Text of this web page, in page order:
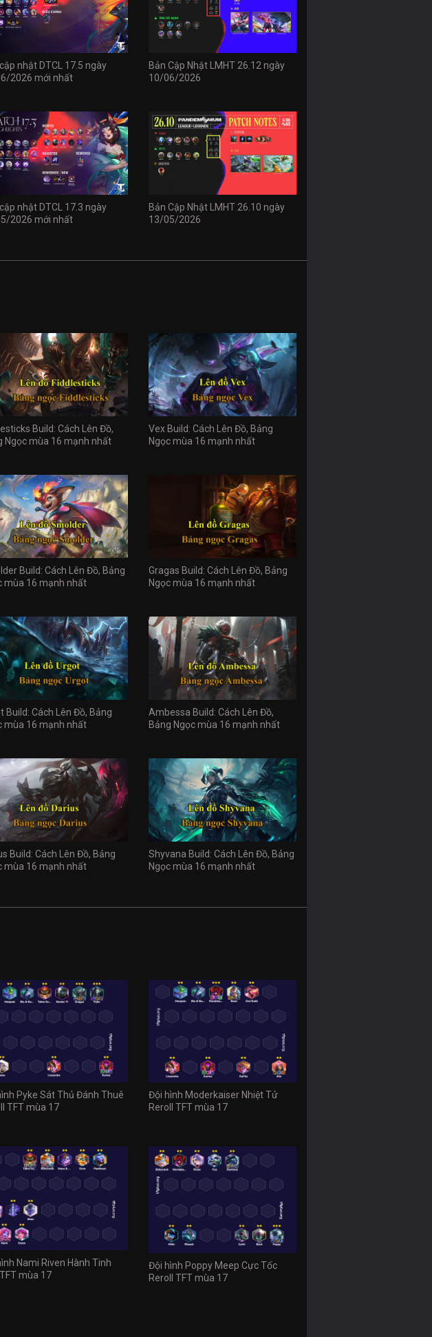
nhật DTCL 17.5 ngày
2026 mới nhất
Bản Cập Nhật LMHT 26.12 ngày
10/06/2026
nhật DTCL 17.3 ngày
2026 mới nhất
Bản Cập Nhật LMHT 26.10 ngày
13/05/2026
Build: Cách Lên Đồ,
Ngọc mùa 16 mạnh nhất
Vex Build: Cách Lên Đồ, Bảng
Ngọc mùa 16 mạnh nhất
Build: Cách Lên Đồ, Bảng
mùa 16 mạnh nhất
Gragas Build: Cách Lên Đồ, Bảng
Ngọc mùa 16 mạnh nhất
Build: Cách Lên Đồ, Bảng
mùa 16 mạnh nhất
Ambessa Build: Cách Lên Đồ,
Bảng Ngọc mùa 16 mạnh nhất
Build: Cách Lên Đồ, Bảng
mùa 16 mạnh nhất
Shyvana Build: Cách Lên Đồ, Bảng
Ngọc mùa 16 mạnh nhất
Pyke Sát Thủ Đánh Thuê
TFT mùa 17
Đội hình Moderkaiser Nhiệt Tử
Reroll TFT mùa 17
Nami Riven Hành Tinh
mùa 17
Đội hình Poppy Meep Cực Tốc
Reroll TFT mùa 17